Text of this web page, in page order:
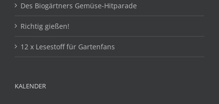
Des Biogärtners Gemüse-Hitparade
Richtig gießen!
12 x Lesestoff für Gartenfans
KALENDER